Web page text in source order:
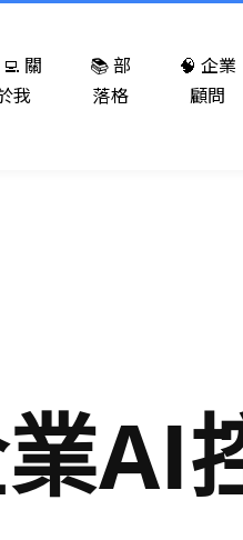
關
我
📚 部
落格
🧠 企業
顧問
AI